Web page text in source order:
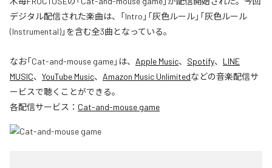
デジタル配信された楽曲は、「Intro」「灰色ルール」「灰色ルール
(Instrumental)」を含む全3曲となっている。
なお「Cat-and-mouse game」は、 Apple Music、 Spotify、 LINE
MUSIC、 YouTube Music、 Amazon Music Unlimitedなどの音楽配信サ
ービスで聴くことができる。
各配信サービス： Cat-and-mouse game